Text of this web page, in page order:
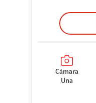
Cámara
Una